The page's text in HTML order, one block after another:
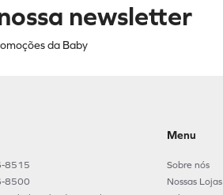
newsletter
da Baby
8515
8500
Menu
Sobre nós
Nossas Lojas